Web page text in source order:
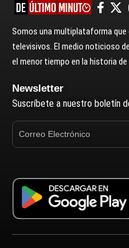
Somos una multiplataforma
televisivos. El medio noticioso
el menor tiempo en la historia
Newsletter
Suscríbete a nuestro boletín